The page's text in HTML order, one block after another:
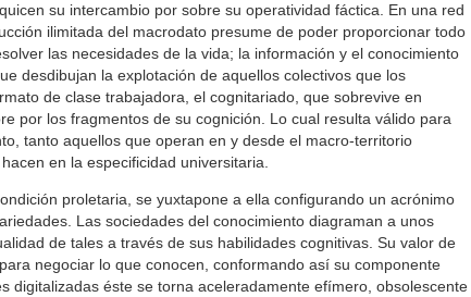
su intercambio por sobre su operatividad fáctica. En una red
ilimitada del macrodato presume de poder proporcionar todo
las necesidades de la vida; la información y el conocimiento
desdibujan la explotación de aquellos colectivos que los
de clase trabajadora, el cognitariado, que sobrevive en
por los fragmentos de su cognición. Lo cual resulta válido para
tanto aquellos que operan en y desde el macro-territorio
en la especificidad universitaria.
proletaria, se yuxtapone a ella configurando un acrónimo
Las sociedades del conocimiento diagraman a unos
de tales a través de sus habilidades cognitivas. Su valor de
negociar lo que conocen, conformando así su componente
digitalizadas éste se torna aceleradamente efímero, obsolescente